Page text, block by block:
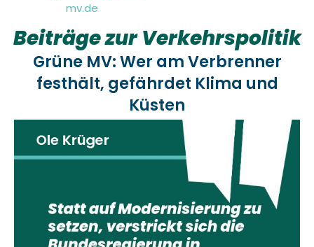
mv.de
Beiträge zur Verkehrspolitik
Grüne MV: Wer am Verbrenner
festhält, gefährdet Klima und
Küsten